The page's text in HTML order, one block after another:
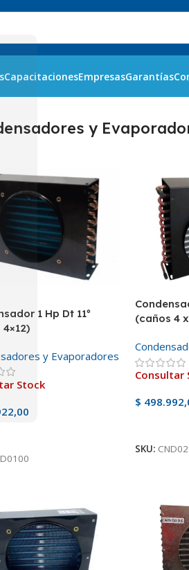
CapacitacionesEmpresasGarantías
y
1 Hp Dt 11º
y Evaporadores
Stock
(caños 4
Consultar
$
SKU: